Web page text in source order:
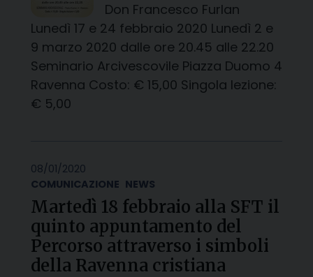
Don Francesco Furlan
Lunedì 17 e 24 febbraio 2020 Lunedì 2 e
9 marzo 2020 dalle ore 20.45 alle 22.20
Seminario Arcivescovile Piazza Duomo 4
Ravenna Costo: € 15,00 Singola lezione:
€ 5,00
08/01/2020
COMUNICAZIONE NEWS
Martedì 18 febbraio alla SFT il
quinto appuntamento del
Percorso attraverso i simboli
della Ravenna cristiana